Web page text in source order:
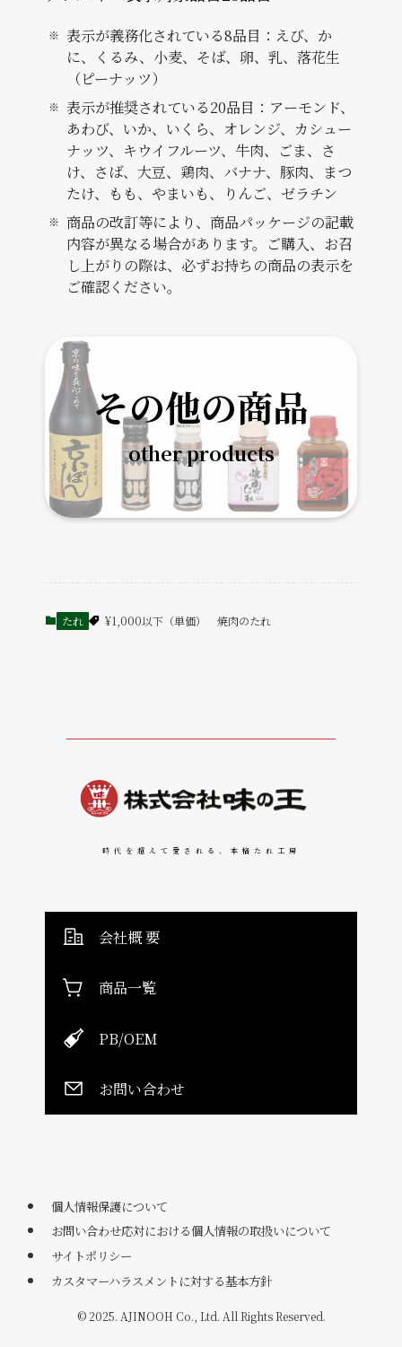
表示が義務化されている8品目：えび、か
に、くるみ、小麦、そば、卵、乳、落花生
（ピーナッツ）
表示が推奨されている20品目：アーモンド、
あわび、いか、いくら、オレンジ、カシュー
ナッツ、キウイフルーツ、牛肉、ごま、さ
け、さば、大豆、鶏肉、バナナ、豚肉、まつ
たけ、もも、やまいも、りんご、ゼラチン
商品の改訂等により、商品パッケージの記載
内容が異なる場合があります。ご購入、お召
し上がりの際は、必ずお持ちの商品の表示を
ご確認ください。
その他の商品
other products
たれ ¥1,000以下（単価） 焼肉のたれ
時代を超えて愛される、本格たれ工房
会社概 要
商品一覧
PB/OEM
お問い合わせ
個人情報保護について
お問い合わせ応対における個人情報の取扱いについて
サイトポリシー
カスタマーハラスメントに対する基本方針
©2025. AJINOOH Co., Ltd. All Rights Reserved.